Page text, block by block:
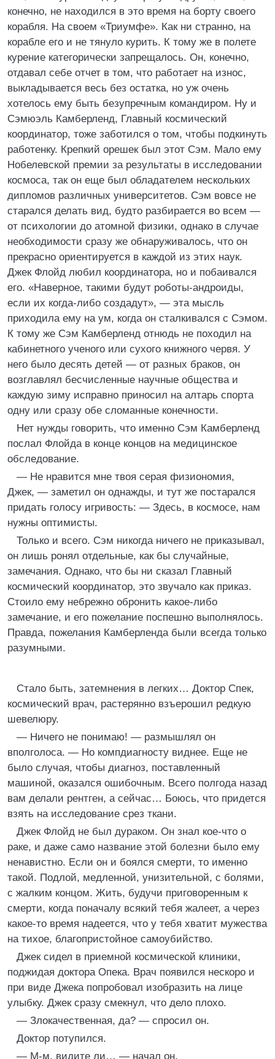
конечно, не находился в это время на борту своего
корабля. На своем «Триумфе». Как ни странно, на
корабле его и не тянуло курить. К тому же в полете
курение категорически запрещалось. Он, конечно,
отдавал себе отчет в том, что работает на износ,
выкладывается весь без остатка, но уж очень
хотелось ему быть безупречным командиром. Ну и
Сэмюэль Камберленд, Главный космический
координатор, тоже заботился о том, чтобы подкинуть
работенку. Крепкий орешек был этот Сэм. Мало ему
Нобелевской премии за результаты в исследовании
космоса, так он еще был обладателем нескольких
дипломов различных университетов. Сэм вовсе не
старался делать вид, будто разбирается во всем —
от психологии до атомной физики, однако в случае
необходимости сразу же обнаруживалось, что он
прекрасно ориентируется в каждой из этих наук.
Джек Флойд любил координатора, но и побаивался
его. «Наверное, такими будут роботы-андроиды,
если их когда-либо создадут», — эта мысль
приходила ему на ум, когда он сталкивался с Сэмом.
К тому же Сэм Камберленд отнюдь не походил на
кабинетного ученого или сухого книжного червя. У
него было десять детей — от разных браков, он
возглавлял бесчисленные научные общества и
каждую зиму исправно приносил на алтарь спорта
одну или сразу обе сломанные конечности.
Нет нужды говорить, что именно Сэм Камберленд
послал Флойда в конце концов на медицинское
обследование.
— Не нравится мне твоя серая физиономия,
Джек, — заметил он однажды, и тут же постарался
придать голосу игривость: — Здесь, в космосе, нам
нужны оптимисты.
Только и всего. Сэм никогда ничего не приказывал,
он лишь ронял отдельные, как бы случайные,
замечания. Однако, что бы ни сказал Главный
космический координатор, это звучало как приказ.
Стоило ему небрежно обронить какое-либо
замечание, и его пожелание поспешно выполнялось.
Правда, пожелания Камберленда были всегда только
разумными.
Стало быть, затемнения в легких… Доктор Спек,
космический врач, растерянно взъерошил редкую
шевелюру.
— Ничего не понимаю! — размышлял он
вполголоса. — Но компдиагносту виднее. Еще не
было случая, чтобы диагноз, поставленный
машиной, оказался ошибочным. Всего полгода назад
вам делали рентген, а сейчас… Боюсь, что придется
взять на исследование срез ткани.
Джек Флойд не был дураком. Он знал кое-что о
раке, и даже само название этой болезни было ему
ненавистно. Если он и боялся смерти, то именно
такой. Подлой, медленной, унизительной, с болями,
с жалким концом. Жить, будучи приговоренным к
смерти, когда поначалу всякий тебя жалеет, а через
какое-то время надеется, что у тебя хватит мужества
на тихое, благопристойное самоубийство.
Джек сидел в приемной космической клиники,
поджидая доктора Опека. Врач появился нескоро и
при виде Джека попробовал изобразить на лице
улыбку. Джек сразу смекнул, что дело плохо.
— Злокачественная, да? — спросил он.
Доктор потупился.
— М-м, видите ли… — начал он.